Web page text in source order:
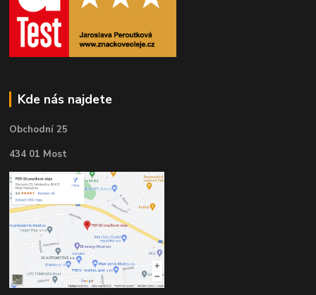
Kde nás najdete
Obchodní 25
434 01 Most